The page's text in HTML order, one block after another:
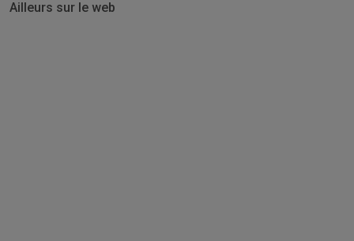
Ailleurs sur le web